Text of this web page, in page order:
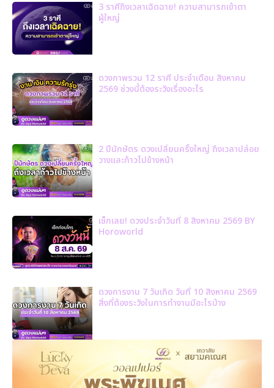
3 ราศีถึงเวลาเฉิดฉาย! ความสามารถเข้าตา
ผู้ใหญ่
ดวงภาพรวม 12 ราศี ประจำเดือน สิงหาคม
2569 ช่วงนี้ต้องระวังเรื่องอะไร
2 ปีนักษัตร ดวงเปลี่ยนครั้งใหญ่ ถึงเวลาปล่อย
วางและก้าวไปข้างหน้า
เช็กเลย! ดวงประจำวันที่ 8 สิงหาคม 2569 BY
Horoworld
ดวงการงาน 7 วันเกิด วันที่ 10 สิงหาคม 2569
สิ่งที่ต้องระวังในการทำงานมีอะไรบ้าง